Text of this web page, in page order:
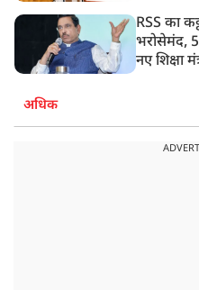
RSS का
भरोसेमंद,
नए शिक्षा
अधिक